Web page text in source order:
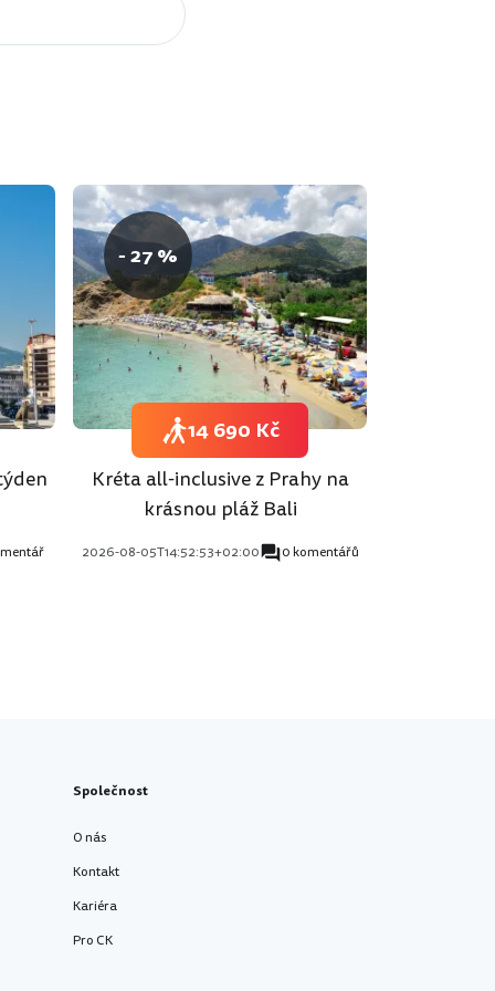
- 27 %
Kréta all-inclusive z Prahy na
krásnou pláž Bali
2026-08-05T14:52:53+02:00 0 komentářů
14 690 Kč
Společnost
O nás
Kontakt
Kariéra
Pro CK